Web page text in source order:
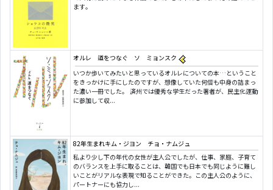
ます。
オルレ 道をつなぐ ソ ミョンスク
いつか歩いてみたいと思っているオルレについての本…ということ
をきっかけに手にしたのですが、想像していた何倍も中身の詰まっ
た濃い一冊でした。 済州では優秀な学生だった著者が、民主化運動
に参加して収...
82年生まれキム・ジヨン チョ・ナムジュ
私より少し下の年代の女性が主人公でしたが、仕事、家庭、子育て
のバランスを上手に取ることは、韓国でも日本でも同じように難し
いことがリアルな表現で知ることができた。この主人公のように、
パートナーにも協力し...